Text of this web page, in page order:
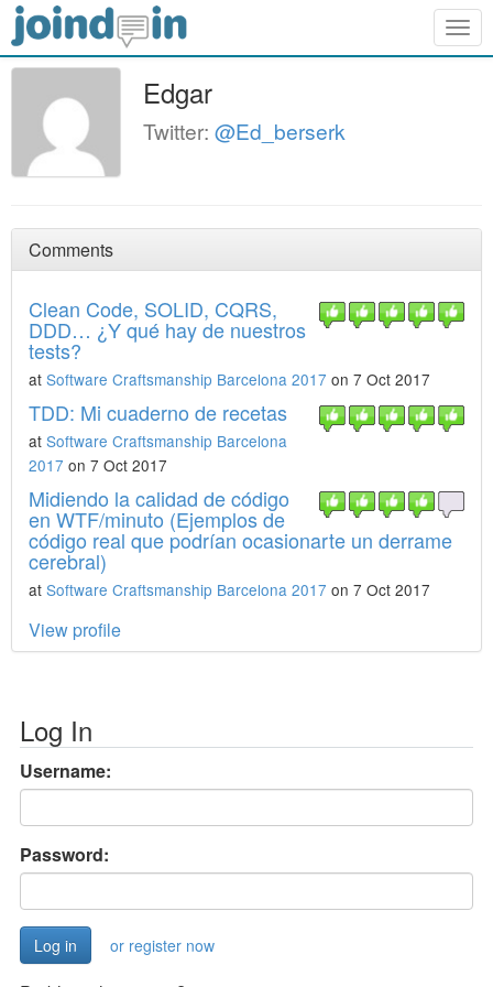
Edgar
Twitter: @Ed_berserk
Comments
Clean Code, SOLID, CQRS,
DDD… ¿Y qué hay de nuestros
tests?
at Software Craftsmanship Barcelona 2017 on 7 Oct 2017
TDD: Mi cuaderno de recetas
at Software Craftsmanship Barcelona
2017 on 7 Oct 2017
Midiendo la calidad de código
en WTF/minuto (Ejemplos de
código real que podrían ocasionarte un derrame
cerebral)
at Software Craftsmanship Barcelona 2017 on 7 Oct 2017
View profile
Log In
Username:
Password:
or register now